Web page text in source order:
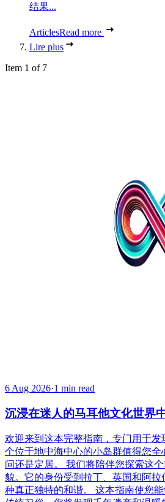
结果...
ArticlesRead more
Lire plus
Item 1 of 7
6 Aug 2026·1 min read
沉浸在迷人的马耳他文化世界
欢迎来到这本完整指南，专门用于
个位于地中海中心的小岛群值得您
问还是定居。 我们将陪伴您探索这
貌。它的身份受到拉丁、英国和阿
种真正独特的和谐。 这本指南使您